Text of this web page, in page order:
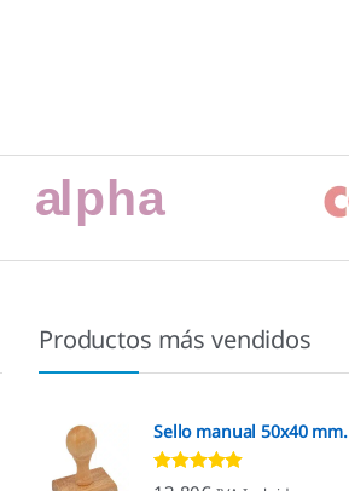
Productos más vendidos
Sello manual 50x40 mm.
Valorado con